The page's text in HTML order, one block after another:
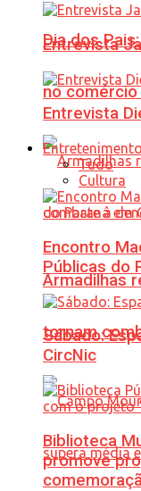
Dia dos
no
Armadilhas
tornam
Entrevista
Entrevista
Entretenimento
Tudo
Cultura
Encontro
Públicas do
Sábado:
CircNic
Biblioteca
promove